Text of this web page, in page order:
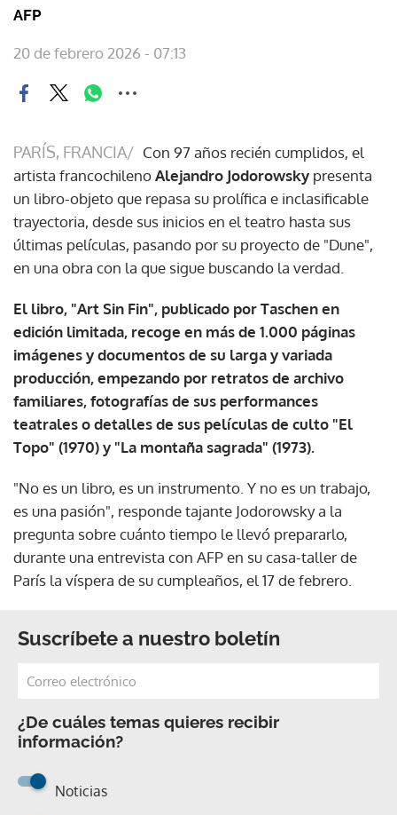
AFP
20 de febrero 2026 - 07:13
PARÍS, FRANCIA/ Con 97 años recién cumplidos, el
artista francochilenoAlejandro Jodorowsky presenta
un libro-objeto que repasa su prolífica e inclasificable
trayectoria, desde sus inicios en el teatro hasta sus
últimas películas, pasando por su proyecto de "Dune",
en una obra con la que sigue buscando la verdad.
El libro, "Art Sin Fin", publicado por Taschen en
edición limitada, recoge en más de 1.000 páginas
imágenes y documentos de su larga y variada
producción, empezando por retratos de archivo
familiares, fotografías de sus performances
teatrales o detalles de sus películas de culto "El
Topo" (1970) y "La montaña sagrada" (1973).
"No es un libro, es un instrumento. Y no es un trabajo,
es una pasión", responde tajante Jodorowsky a la
pregunta sobre cuánto tiempo le llevó prepararlo,
durante una entrevista con AFP en su casa-taller de
París la víspera de su cumpleaños, el 17 de febrero.
Suscríbete a nuestro boletín
¿De cuáles temas quieres recibir
información?
Noticias